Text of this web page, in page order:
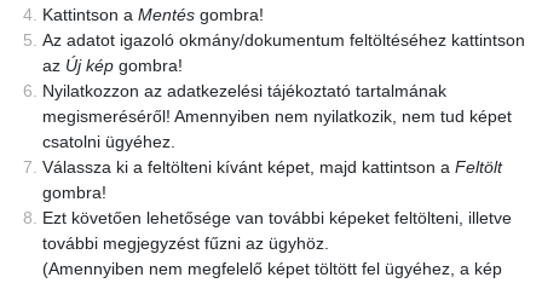
Kattintson a Mentésgombra!
Az adatot igazoló okmány/dokumentum feltöltéséhez kattintson
az Új képgombra!
Nyilatkozzon az adatkezelési tájékoztató tartalmának
megismeréséről! Amennyiben nem nyilatkozik, nem tud képet
csatolni ügyéhez.
Válassza ki a feltölteni kívánt képet, majd kattintson a Feltölt
gombra!
Ezt követően lehetősége van további képeket feltölteni, illetve
további megjegyzést fűzni az ügyhöz.
(Amennyiben nem megfelelő képet töltött fel ügyéhez, a kép